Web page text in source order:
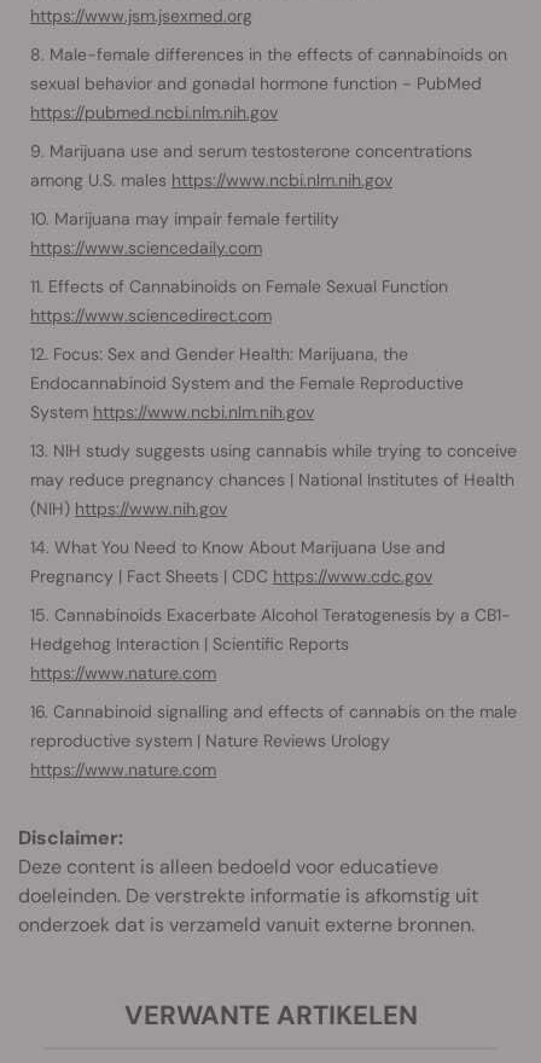
https://www.jsm.jsexmed.org
Male-female differences in the effects of cannabinoids on
sexual behavior and gonadal hormone function - PubMed
https://pubmed.ncbi.nlm.nih.gov
Marijuana use and serum testosterone concentrations
among U.S. males https://www.ncbi.nlm.nih.gov
Marijuana may impair female fertility
https://www.sciencedaily.com
Effects of Cannabinoids on Female Sexual Function
https://www.sciencedirect.com
Focus: Sex and Gender Health: Marijuana, the
Endocannabinoid System and the Female Reproductive
System https://www.ncbi.nlm.nih.gov
NIH study suggests using cannabis while trying to conceive
may reduce pregnancy chances | National Institutes of Health
(NIH) https://www.nih.gov
What You Need to Know About Marijuana Use and
Pregnancy | Fact Sheets | CDC https://www.cdc.gov
Cannabinoids Exacerbate Alcohol Teratogenesis by a CB1-
Hedgehog Interaction | Scientific Reports
https://www.nature.com
Cannabinoid signalling and effects of cannabis on the male
reproductive system | Nature Reviews Urology
https://www.nature.com
Disclaimer:
Deze content is alleen bedoeld voor educatieve
doeleinden. De verstrekte informatie is afkomstig uit
onderzoek dat is verzameld vanuit externe bronnen.
VERWANTE ARTIKELEN